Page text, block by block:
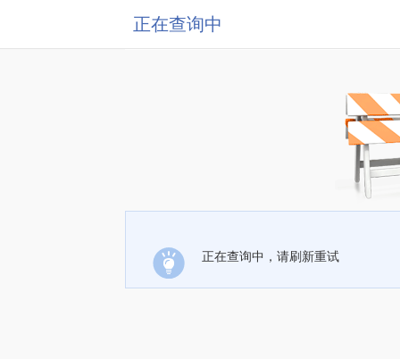
正在查询中
正在查询中，请刷新重试